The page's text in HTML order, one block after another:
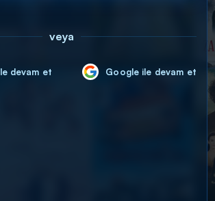
veya
devam et Google ile devam et